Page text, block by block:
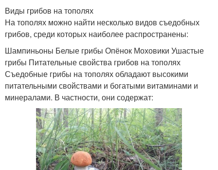
Виды грибов на тополях
На тополях можно найти несколько видов съедобных
грибов, среди которых наиболее распространены:
Шампиньоны Белые грибы Опёнок Моховики Ушастые
грибы Питательные свойства грибов на тополях
Съедобные грибы на тополях обладают высокими
питательными свойствами и богатыми витаминами и
минералами. В частности, они содержат: